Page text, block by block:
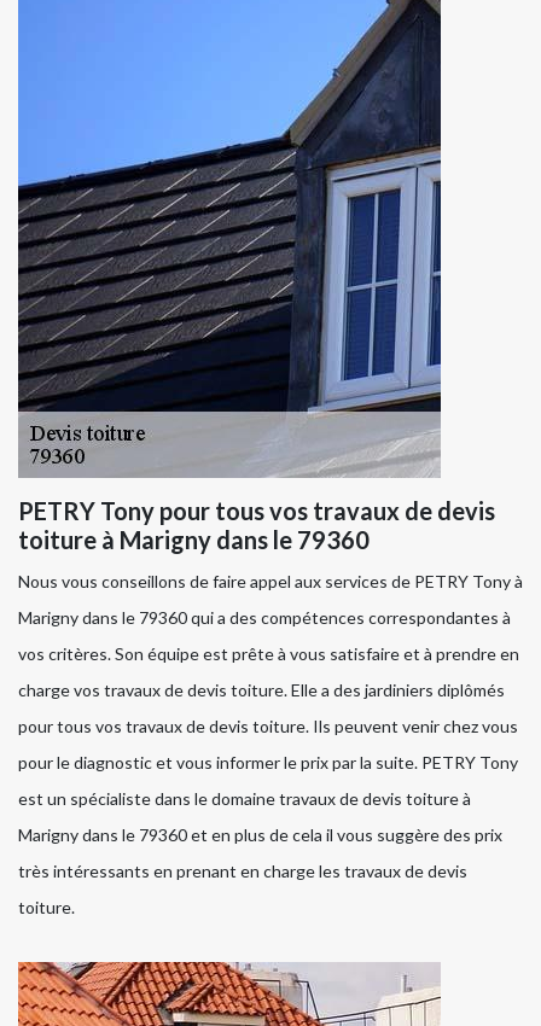
PETRY Tony pour tous vos travaux de devis
toiture à Marigny dans le 79360
Nous vous conseillons de faire appel aux services de PETRY Tony à
Marigny dans le 79360 qui a des compétences correspondantes à
vos critères. Son équipe est prête à vous satisfaire et à prendre en
charge vos travaux de devis toiture. Elle a des jardiniers diplômés
pour tous vos travaux de devis toiture. Ils peuvent venir chez vous
pour le diagnostic et vous informer le prix par la suite. PETRY Tony
est un spécialiste dans le domaine travaux de devis toiture à
Marigny dans le 79360 et en plus de cela il vous suggère des prix
très intéressants en prenant en charge les travaux de devis
toiture.